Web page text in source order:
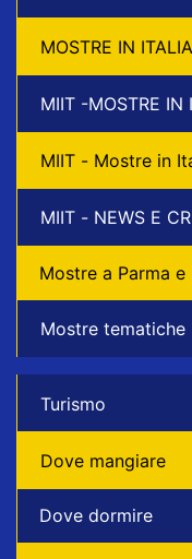
MOSTRE IN
MIIT -MOSTRE
MIIT - Mostre in
MIIT - NEWS E
Mostre a Parma
Mostre tematiche
Turismo
Dove mangiare
Dove dormire